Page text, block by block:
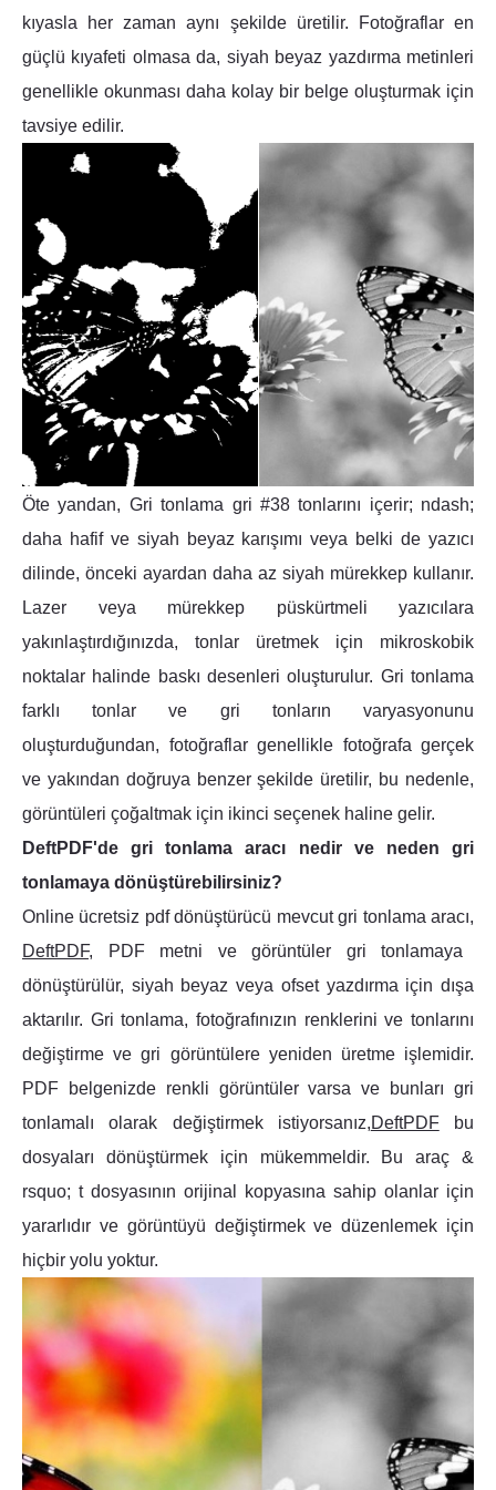
kıyasla her zaman aynı şekilde üretilir. Fotoğraflar en
güçlü kıyafeti olmasa da, siyah beyaz yazdırma metinleri
genellikle okunması daha kolay bir belge oluşturmak için
tavsiye edilir.
Öte yandan, Gri tonlama gri #38 tonlarını içerir; ndash;
daha hafif ve siyah beyaz karışımı veya belki de yazıcı
dilinde, önceki ayardan daha az siyah mürekkep kullanır.
Lazer veya mürekkep püskürtmeli yazıcılara
yakınlaştırdığınızda, tonlar üretmek için mikroskobik
noktalar halinde baskı desenleri oluşturulur. Gri tonlama
farklı tonlar ve gri tonların varyasyonunu
oluşturduğundan, fotoğraflar genellikle fotoğrafa gerçek
ve yakından doğruya benzer şekilde üretilir, bu nedenle,
görüntüleri çoğaltmak için ikinci seçenek haline gelir.
DeftPDF'de gri tonlama aracı nedir ve neden gri
tonlamaya dönüştürebilirsiniz?
Online ücretsiz pdf dönüştürücü mevcut gri tonlama aracı,
DeftPDF, PDF metni ve görüntüler gri tonlamaya
dönüştürülür, siyah beyaz veya ofset yazdırma için dışa
aktarılır. Gri tonlama, fotoğrafınızın renklerini ve tonlarını
değiştirme ve gri görüntülere yeniden üretme işlemidir.
PDF belgenizde renkli görüntüler varsa ve bunları gri
tonlamalı olarak değiştirmek istiyorsanız,DeftPDFbu
dosyaları dönüştürmek için mükemmeldir. Bu araç &
rsquo; t dosyasının orijinal kopyasına sahip olanlar için
yararlıdır ve görüntüyü değiştirmek ve düzenlemek için
hiçbir yolu yoktur.